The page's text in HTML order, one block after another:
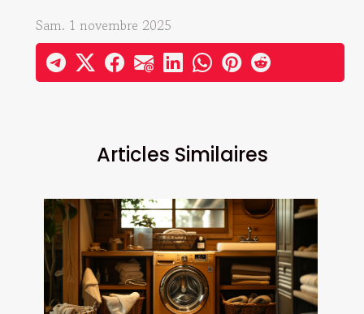
Articles Similaires
Sam. 1 novembre 2025